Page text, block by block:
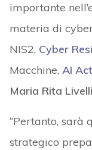
importante
materia di
NIS2, Cyber
Macchine, AI Act
Maria Rita Livelli
“Pertanto, sarà
strategico